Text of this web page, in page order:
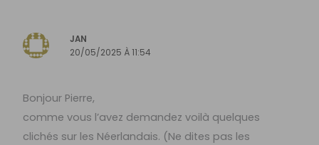
JAN
20/05/2025 À 11:54
Bonjour Pierre,
comme vous l’avez demandez voilà quelques
clichés sur les Néerlandais. (Ne dites pas les